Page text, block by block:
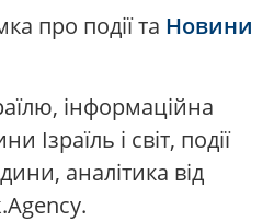
про події та Новини
інформаційна
Ізраїль і світ, події
аналітика від